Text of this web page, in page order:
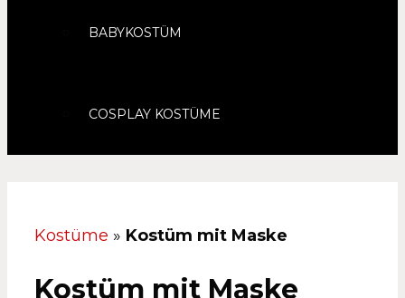
BABYKOSTÜM
COSPLAY KOSTÜME
Kostüme » Kostüm mit Maske
Kostüm mit Maske